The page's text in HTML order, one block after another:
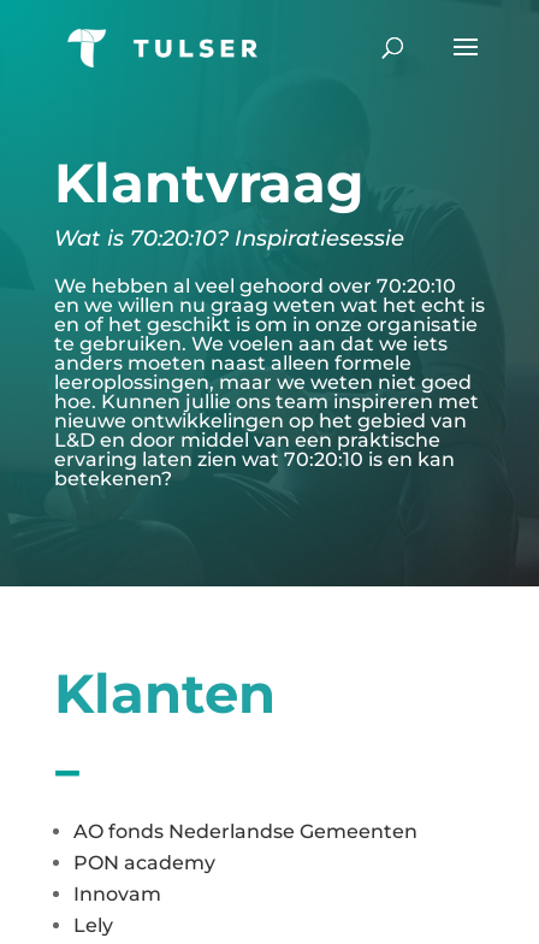
Klantvraag
Wat is 70:20:10? Inspiratiesessie
We hebben al veel gehoord over 70:20:10
en we willen nu graag weten wat het echt is
en of het geschikt is om in onze organisatie
te gebruiken. We voelen aan dat we iets
anders moeten naast alleen formele
leeroplossingen, maar we weten niet goed
hoe. Kunnen jullie ons team inspireren met
nieuwe ontwikkelingen op het gebied van
L&D en door middel van een praktische
ervaring laten zien wat 70:20:10 is en kan
betekenen?
Klanten
AO fonds Nederlandse Gemeenten
PON academy
Innovam
Lely